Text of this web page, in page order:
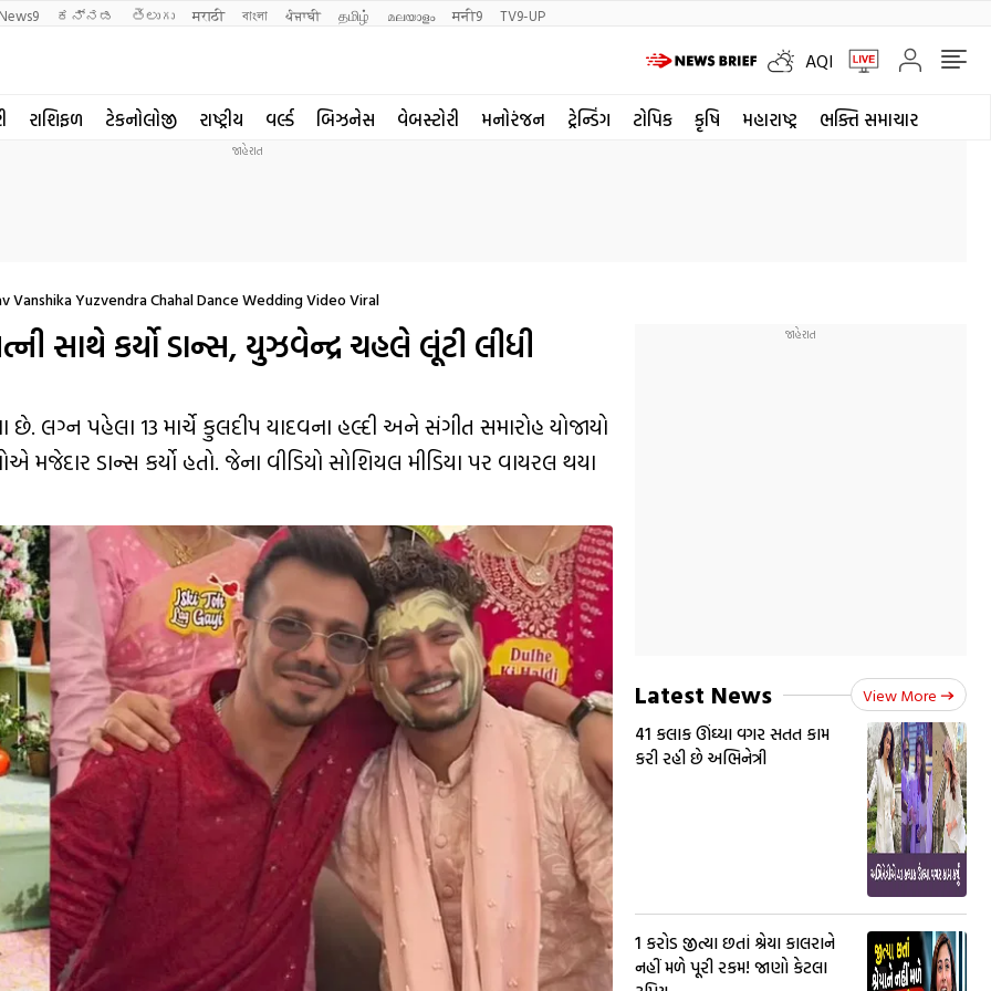
ಕನ್ನಡ తెలుగు मराठी বাংলা ਪੰਜਾਬੀ தமிழ் മലയാളം मनी9 TV9-UP
AQI
રાશિફળ ટેકનોલોજી રાષ્ટ્રીય વર્લ્ડ બિઝનેસ વેબસ્ટોરી મનોરંજન ટ્રેન્ડિંગ ટોપિક કૃષિ મહારાષ્ટ્ર ભક્તિ સમાચાર
Vanshika Yuzvendra Chahal Dance Wedding Video Viral
સાથે કર્યો ડાન્સ, યુઝવેન્દ્ર ચહલે લૂંટી લીધી
છે. લગ્ન પહેલા 13 માર્ચે કુલદીપ યાદવના હલ્દી અને સંગીત સમારોહ યોજાયો
ડાન્સ કર્યો હતો. જેના વીડિયો સોશિયલ મીડિયા પર વાયરલ થયા
Latest News View More
41 કલાક ઊંઘ્યા વગર સતત કામ
કરી રહી છે અભિનેત્રી
₹1 કરોડ જીત્યા છતાં શ્રેયા કાલરાને
નહીં મળે પૂરી રકમ! જાણો કેટલા